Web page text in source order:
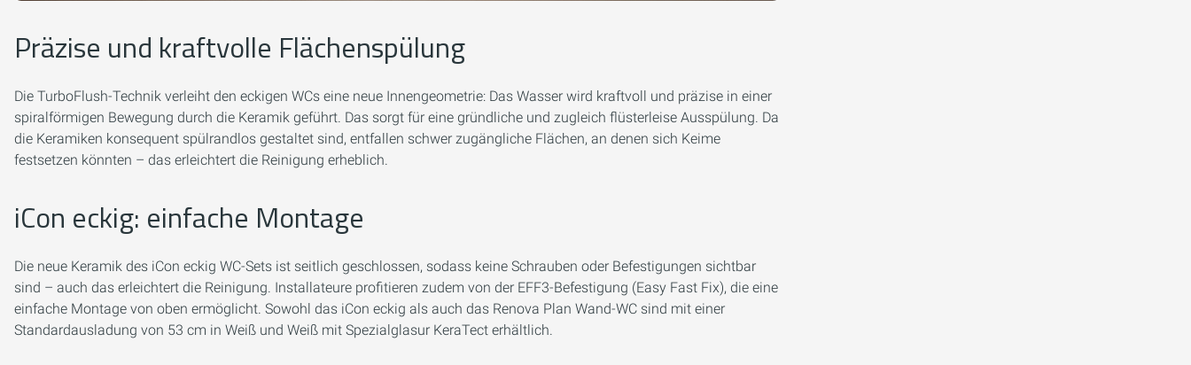
Präzise und kraftvolle Flächenspülung
Die TurboFlush-Technik verleiht den eckigen WCs eine neue Innengeometrie: Das Wasser wird kraftvoll und präzise in einer
spiralförmigen Bewegung durch die Keramik geführt. Das sorgt für eine gründliche und zugleich flüsterleise Ausspülung. Da
die Keramiken konsequent spülrandlos gestaltet sind, entfallen schwer zugängliche Flächen, an denen sich Keime
festsetzen könnten – das erleichtert die Reinigung erheblich.
iCon eckig: einfache Montage
Die neue Keramik des iCon eckig WC-Sets ist seitlich geschlossen, sodass keine Schrauben oder Befestigungen sichtbar
sind – auch das erleichtert die Reinigung. Installateure profitieren zudem von der EFF3-Befestigung (Easy Fast Fix), die eine
einfache Montage von oben ermöglicht. Sowohl das iCon eckig als auch das Renova Plan Wand-WC sind mit einer
Standardausladung von 53 cm in Weiß und Weiß mit Spezialglasur KeraTect erhältlich.